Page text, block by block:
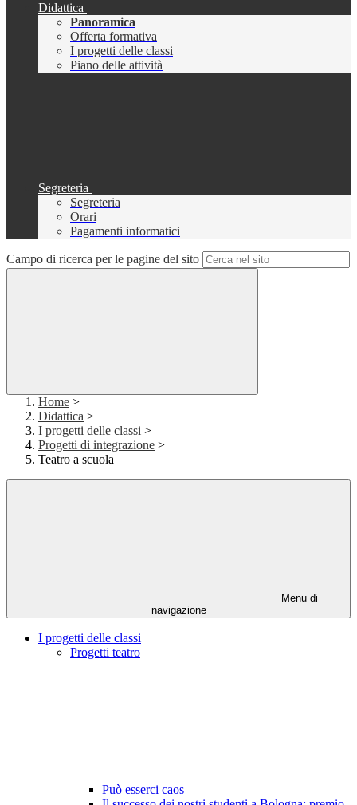
Didattica
Panoramica
Offerta formativa
I progetti delle classi
Piano delle attività
Segreteria
Segreteria
Orari
Pagamenti informatici
Campo di ricerca per le pagine del sito
Home >
Didattica >
I progetti delle classi >
Progetti di integrazione >
Teatro a scuola
Menu di
navigazione
I progetti delle classi
Progetti teatro
Può esserci caos